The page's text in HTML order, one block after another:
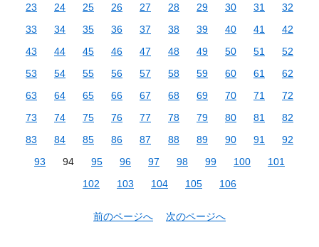
23
24 25 26 27 28 29 30 31
32
33
34 35 36 37 38 39 40 41
42
43
44 45 46 47 48 49 50 51
52
53
54 55 56 57 58 59 60 61
62
63
64 65 66 67 68 69 70 71
72
73
74 75 76 77 78 79 80 81
82
83
84 85 86 87 88 89 90 91
92
93
94 95 96 97 98 99 100
101
102
103 104 105 106
前のページへ 次のページへ